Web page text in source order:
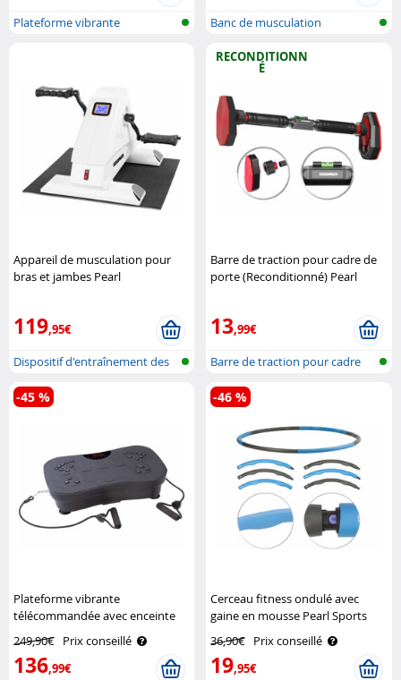
Plateforme vibrante
Banc de musculation
Appareil de musculation pour
bras et jambes Pearl
119,95€
Dispositif d'entraînement des
jambe..
RECONDITIONN
É
Barre de traction pour cadre de
porte (Reconditionné) Pearl
13,99€
Barre de traction pour cadre
de por..
Plateforme vibrante
télécommandée avec enceinte
bluetooth Newgen Medicals
249,90€ Prix conseillé
136,99€
-45 %
Cerceau fitness ondulé avec
gaine en mousse Pearl Sports
36,90€ Prix conseillé
19,95€
-46 %